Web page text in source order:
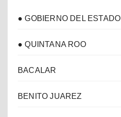
● GOBIERNO DEL ESTADO
● QUINTANA ROO
BACALAR
BENITO JUAREZ